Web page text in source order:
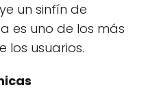
un sinfín de
es uno de los más
usuarios.